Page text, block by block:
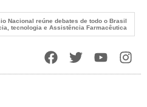
Nacional reúne debates de todo o Brasil
tecnologia e Assistência Farmacêutica